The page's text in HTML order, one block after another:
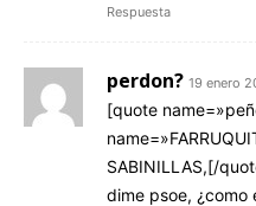
Respuesta
perdon? 19 enero
[quote
SABINILLAS,[/
dime psoe, ¿como